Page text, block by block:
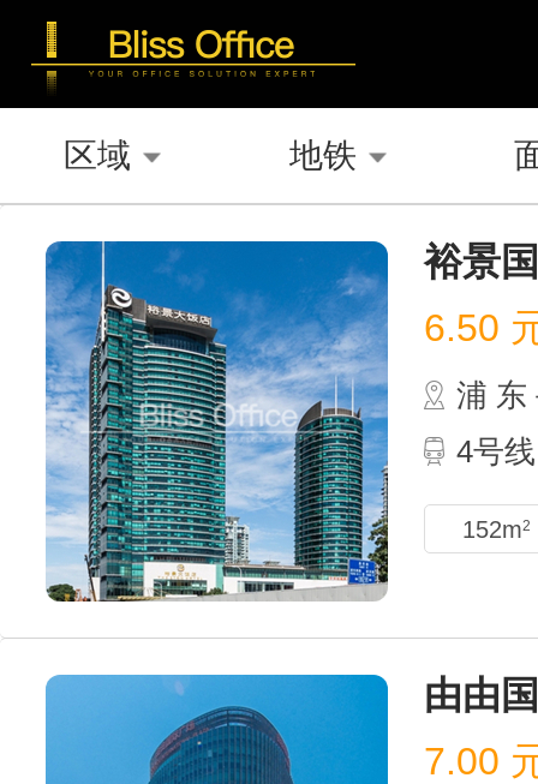
区域 地铁
裕景
6.50
浦 东
4号
152m2
由由
7.00